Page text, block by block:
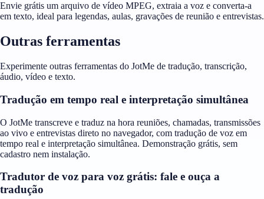
Envie grátis um arquivo de vídeo MPEG, extraia a voz e converta-a
em texto, ideal para legendas, aulas, gravações de reunião e entrevistas.
Outras ferramentas
Experimente outras ferramentas do JotMe de tradução, transcrição,
áudio, vídeo e texto.
Tradução em tempo real e interpretação simultânea
O JotMe transcreve e traduz na hora reuniões, chamadas, transmissões
ao vivo e entrevistas direto no navegador, com tradução de voz em
tempo real e interpretação simultânea. Demonstração grátis, sem
cadastro nem instalação.
Tradutor de voz para voz grátis: fale e ouça a
tradução